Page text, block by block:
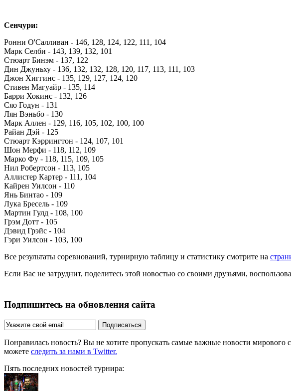
Сенчури:
Ронни О'Салливан - 146, 128, 124, 122, 111, 104
Марк Селби - 143, 139, 132, 101
Стюарт Бинэм - 137, 122
Дин Джуньху - 136, 132, 132, 128, 120, 117, 113, 111, 103
Джон Хиггинс - 135, 129, 127, 124, 120
Стивен Магуайр - 135, 114
Барри Хокинс - 132, 126
Сяо Годун - 131
Лян Вэньбо - 130
Марк Аллен - 129, 116, 105, 102, 100, 100
Райан Дэй - 125
Стюарт Кэррингтон - 124, 107, 101
Шон Мерфи - 118, 112, 109
Марко Фу - 118, 115, 109, 105
Нил Робертсон - 113, 105
Аллистер Картер - 111, 104
Кайрен Уилсон - 110
Янь Бинтао - 109
Лука Бресель - 109
Мартин Гулд - 108, 100
Грэм Дотт - 105
Дэвид Грэйс - 104
Гэри Уилсон - 103, 100
Все результаты соревнований, турнирную таблицу и статистику смотрите на
Если Вас не затруднит, поделитесь этой новостью со своими друзьями,
Подпишитесь на обновления сайта
Подписаться
Понравилась новость? Вы не хотите пропускать самые важные новости мирового
можете следить за нами в Twitter.
Пять последних новостей турнира: